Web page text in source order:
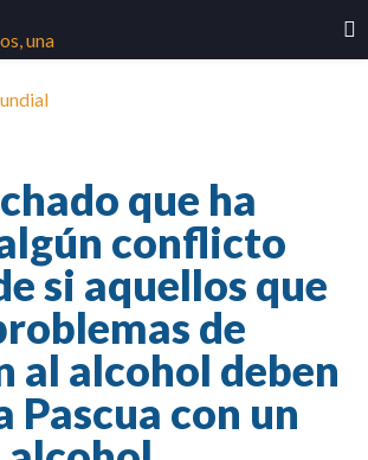
que ha
conflicto
si aquellos que
de
al alcohol deben
Pascua con un